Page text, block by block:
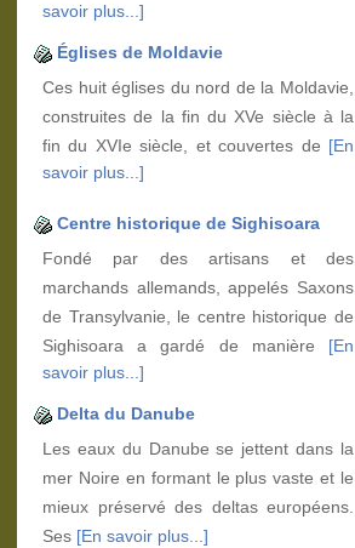
savoir plus...]
Églises de Moldavie
Ces huit églises du nord de la Moldavie,
construites de la fin du XVe siècle à la
fin du XVIe siècle, et couvertes de [En
savoir plus...]
Centre historique de Sighisoara
Fondé par des artisans et des
marchands allemands, appelés Saxons
de Transylvanie, le centre historique de
Sighisoara a gardé de manière [En
savoir plus...]
Delta du Danube
Les eaux du Danube se jettent dans la
mer Noire en formant le plus vaste et le
mieux préservé des deltas européens.
Ses [En savoir plus...]